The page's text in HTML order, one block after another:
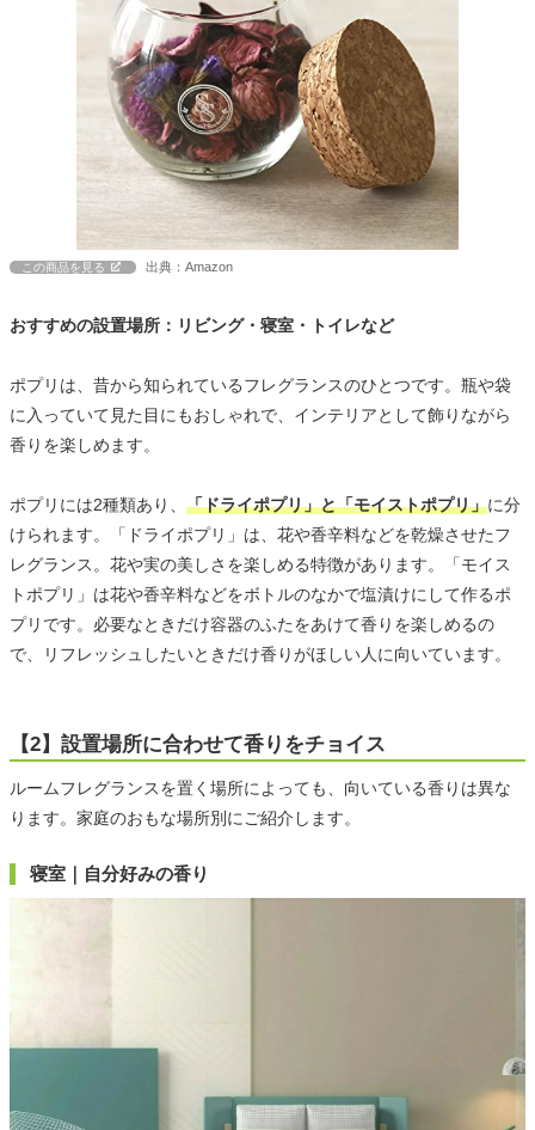
この商品を見る 出典：Amazon
おすすめの設置場所：リビング・寝室・トイレなど
ポプリは、昔から知られているフレグランスのひとつです。瓶や袋
に入っていて見た目にもおしゃれで、インテリアとして飾りながら
香りを楽しめます。
ポプリには2種類あり、 「ドライポプリ」と「モイストポプリ」に分
けられます。「ドライポプリ」は、花や香辛料などを乾燥させたフ
レグランス。花や実の美しさを楽しめる特徴があります。「モイス
トポプリ」は花や香辛料などをボトルのなかで塩漬けにして作るポ
プリです。必要なときだけ容器のふたをあけて香りを楽しめるの
で、リフレッシュしたいときだけ香りがほしい人に向いています。
【2】設置場所に合わせて香りをチョイス
ルームフレグランスを置く場所によっても、向いている香りは異な
ります。家庭のおもな場所別にご紹介します。
寝室｜自分好みの香り